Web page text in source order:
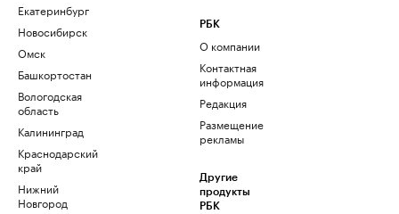
Екатеринбург
Новосибирск
Омск
Башкортостан
Вологодская
область
Калининград
Краснодарский
край
Нижний
Новгород
РБК
О компании
Контактная
информация
Редакция
Размещение
рекламы
Другие
продукты
РБК